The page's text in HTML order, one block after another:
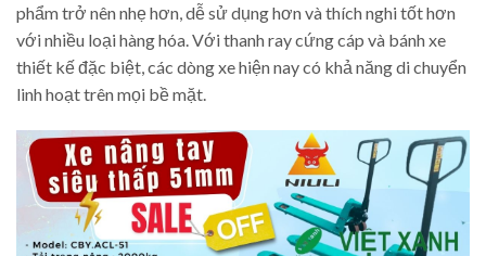
phẩm trở nên nhẹ hơn, dễ sử dụng hơn và thích nghi tốt hơn
với nhiều loại hàng hóa. Với thanh ray cứng cáp và bánh xe
thiết kế đặc biệt, các dòng xe hiện nay có khả năng di chuyển
linh hoạt trên mọi bề mặt.